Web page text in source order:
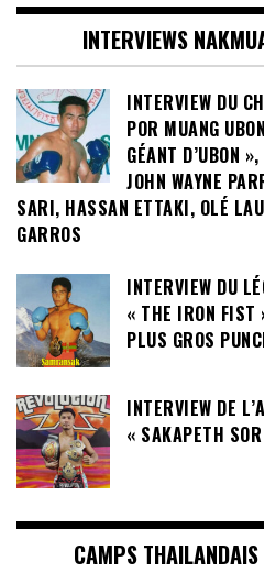
INTERVIEWS
INTERVIEW DU
POR MUANG
GÉANT D’UBON
JOHN WAYNE
SARI, HASSAN ETTAKI, OLÉ
GARROS
INTERVIEW DU
« THE IRON FIST
PLUS GROS
INTERVIEW DE
« SAKAPETH
CAMPS